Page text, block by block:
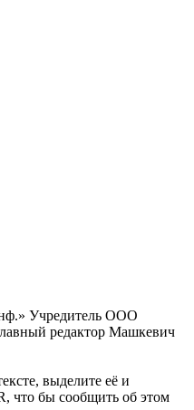
Учредитель ООО
редактор Машкевич
выделите её и
что бы сообщить об этом